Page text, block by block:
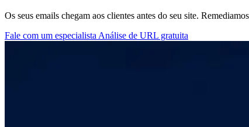
Os seus emails chegam aos clientes antes do seu site.
Fale com um especialista Análise de URL gratuita